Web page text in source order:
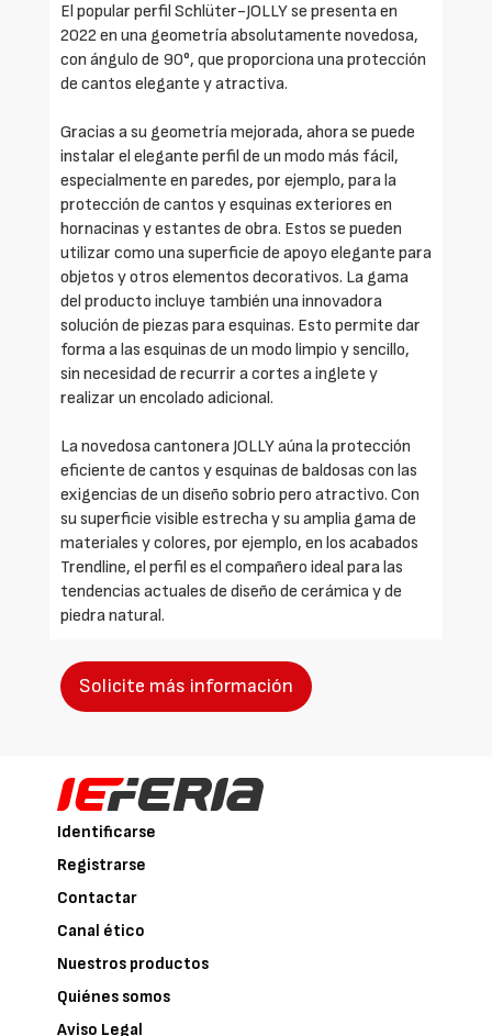
El popular perfil Schlüter-JOLLY se presenta en
2022 en una geometría absolutamente novedosa,
con ángulo de 90°, que proporciona una protección
de cantos elegante y atractiva.
Gracias a su geometría mejorada, ahora se puede
instalar el elegante perfil de un modo más fácil,
especialmente en paredes, por ejemplo, para la
protección de cantos y esquinas exteriores en
hornacinas y estantes de obra. Estos se pueden
utilizar como una superficie de apoyo elegante para
objetos y otros elementos decorativos. La gama
del producto incluye también una innovadora
solución de piezas para esquinas. Esto permite dar
forma a las esquinas de un modo limpio y sencillo,
sin necesidad de recurrir a cortes a inglete y
realizar un encolado adicional.
La novedosa cantonera JOLLY aúna la protección
eficiente de cantos y esquinas de baldosas con las
exigencias de un diseño sobrio pero atractivo. Con
su superficie visible estrecha y su amplia gama de
materiales y colores, por ejemplo, en los acabados
Trendline, el perfil es el compañero ideal para las
tendencias actuales de diseño de cerámica y de
piedra natural.
Solicite más información
Identificarse
Registrarse
Contactar
Canal ético
Nuestros productos
Quiénes somos
Aviso Legal